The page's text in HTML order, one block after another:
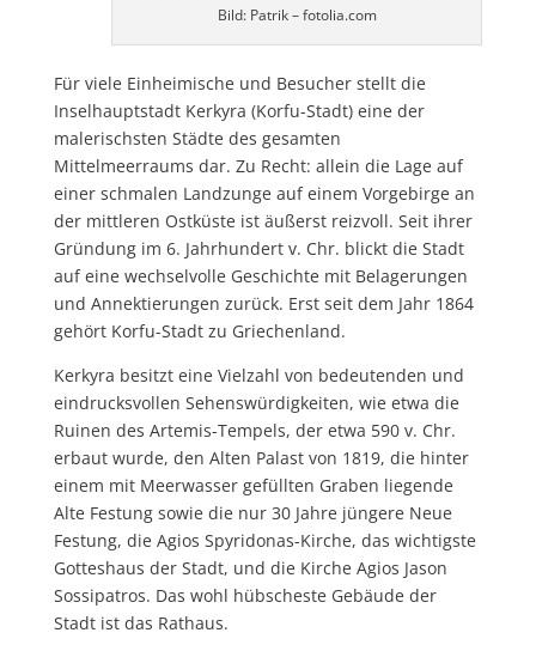
Bild: Patrik – fotolia.com
Für viele Einheimische und Besucher stellt die
Inselhauptstadt Kerkyra (Korfu-Stadt) eine der
malerischsten Städte des gesamten
Mittelmeerraums dar. Zu Recht: allein die Lage auf
einer schmalen Landzunge auf einem Vorgebirge an
der mittleren Ostküste ist äußerst reizvoll. Seit ihrer
Gründung im 6. Jahrhundert v. Chr. blickt die Stadt
auf eine wechselvolle Geschichte mit Belagerungen
und Annektierungen zurück. Erst seit dem Jahr 1864
gehört Korfu-Stadt zu Griechenland.
Kerkyra besitzt eine Vielzahl von bedeutenden und
eindrucksvollen Sehenswürdigkeiten, wie etwa die
Ruinen des Artemis-Tempels, der etwa 590 v. Chr.
erbaut wurde, den Alten Palast von 1819, die hinter
einem mit Meerwasser gefüllten Graben liegende
Alte Festung sowie die nur 30 Jahre jüngere Neue
Festung, die Agios Spyridonas-Kirche, das wichtigste
Gotteshaus der Stadt, und die Kirche Agios Jason
Sossipatros. Das wohl hübscheste Gebäude der
Stadt ist das Rathaus.